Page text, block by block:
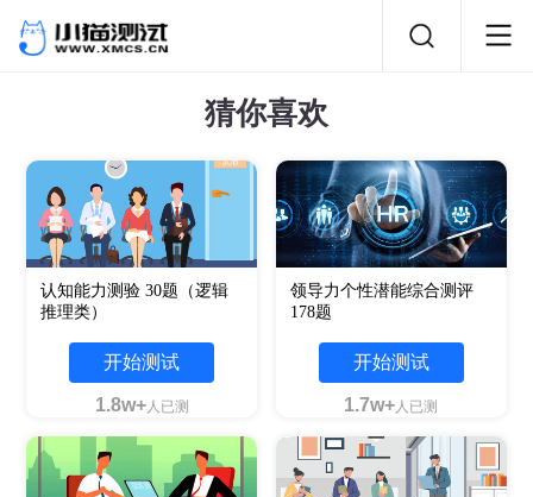
猜你喜欢
认知能力测验 30题（逻辑
推理类）
开始测试
1.8w+人已测
领导力个性潜能综合测评
178题
开始测试
1.7w+人已测